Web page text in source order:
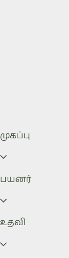
முகப்பு
பயனர்
உதவி